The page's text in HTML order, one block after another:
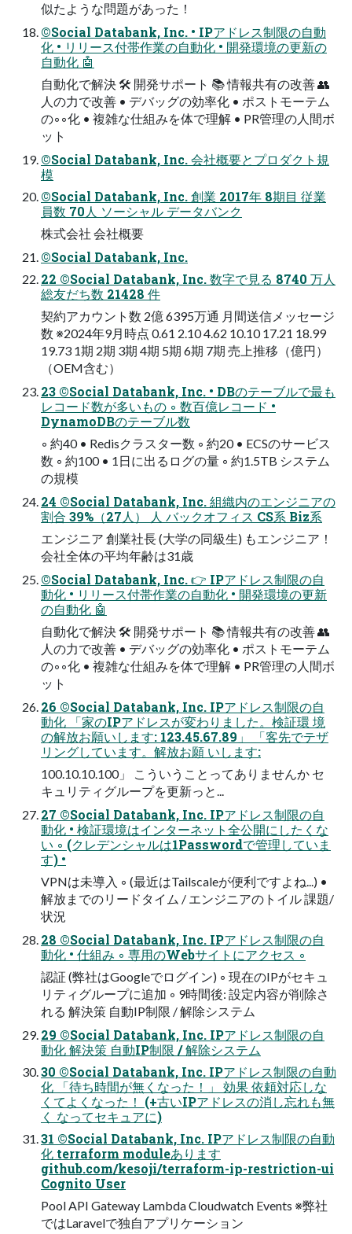
似たような問題があった！
©Social Databank, Inc. • IPアドレス制限の自動
化 • リリース付帯作業の自動化 • 開発環境の更新の
自動化 🤖
自動化で解決 🛠 開発サポート 📚 情報共有の改善 👥
人の力で改善 • デバッグの効率化 • ポストモーテム
の◦◦化 • 複雑な仕組みを体で理解 • PR管理の人間ボ
ット
©Social Databank, Inc. 会社概要とプロダクト規
模
©Social Databank, Inc. 創業 2017年 8期目 従業
員数 70人 ソーシャル データバンク
株式会社 会社概要
©Social Databank, Inc.
22 ©Social Databank, Inc. 数字で見る 8740 万人
総友だち数 21428 件
契約アカウント数 2億 6395万通 月間送信メッセージ
数 ※2024年9月時点 0.61 2.10 4.62 10.10 17.21 18.99
19.73 1期 2期 3期 4期 5期 6期 7期 売上推移（億円）
（OEM含む）
23 ©Social Databank, Inc. • DBのテーブルで最も
レコード数が多いもの ◦ 数百億レコード •
DynamoDBのテーブル数
◦ 約40 • Redisクラスター数 ◦ 約20 • ECSのサービス
数 ◦ 約100 • 1日に出るログの量 ◦ 約1.5TB システム
の規模
24 ©Social Databank, Inc. 組織内のエンジニアの
割合 39%（27人） 人 バックオフィス CS系 Biz系
エンジニア 創業社長 (大学の同級生) もエンジニア！
会社全体の平均年齢は31歳
©Social Databank, Inc. 👉 IPアドレス制限の自
動化 • リリース付帯作業の自動化 • 開発環境の更新
の自動化 🤖
自動化で解決 🛠 開発サポート 📚 情報共有の改善 👥
人の力で改善 • デバッグの効率化 • ポストモーテム
の◦◦化 • 複雑な仕組みを体で理解 • PR管理の人間ボ
ット
26 ©Social Databank, Inc. IPアドレス制限の自
動化 「家のIPアドレスが変わりました。検証環 境
の解放お願いします: 123.45.67.89」 「客先でテザ
リングしています。解放お願 いします:
100.10.10.100」 こういうことってありませんか セ
キュリティグループを更新っと...
27 ©Social Databank, Inc. IPアドレス制限の自
動化 • 検証環境はインターネット全公開にしたくな
い ◦ (クレデンシャルは1Passwordで管理していま
す) •
VPNは未導入 ◦ (最近はTailscaleが便利ですよね...) •
解放までのリードタイム / エンジニアのトイル 課題/
状況
28 ©Social Databank, Inc. IPアドレス制限の自
動化 • 仕組み ◦ 専用のWebサイトにアクセス ◦
認証 (弊社はGoogleでログイン) ◦ 現在のIPがセキュ
リティグループに追加 ◦ 9時間後: 設定内容が削除さ
れる 解決策 自動IP制限 / 解除システム
29 ©Social Databank, Inc. IPアドレス制限の自
動化 解決策 自動IP制限 / 解除システム
30 ©Social Databank, Inc. IPアドレス制限の自動
化 「待ち時間が無くなった！」 効果 依頼対応しな
くてよくなった！ (+古いIPアドレスの消し忘れも無
く なってセキュアに)
31 ©Social Databank, Inc. IPアドレス制限の自動
化 terraform moduleあります
github.com/kesoji/terraform-ip-restriction-ui
Cognito User
Pool API Gateway Lambda Cloudwatch Events ※弊社
ではLaravelで独自アプリケーション